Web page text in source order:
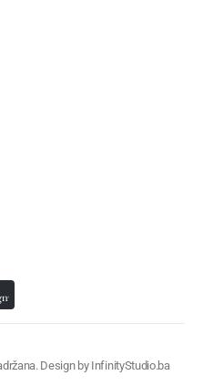
Design by InfinityStudio.ba